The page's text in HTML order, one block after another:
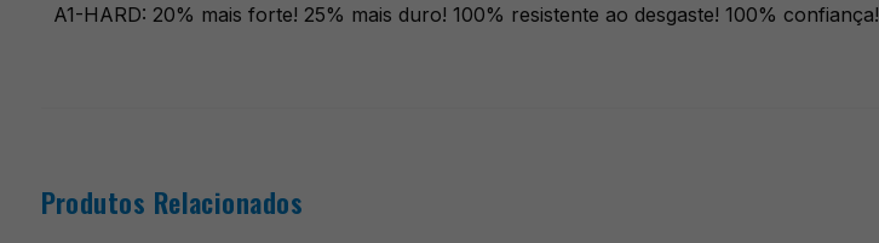
A1-HARD: 20% mais forte! 25% mais duro! 100% resistente ao desgaste! 100% confiança!
Produtos Relacionados